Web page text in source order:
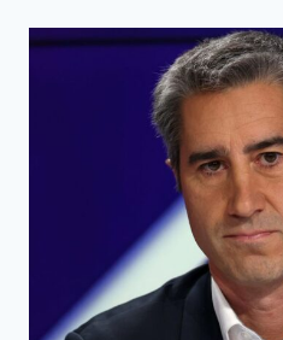
UN
APERÇU
DÉTAILLÉ
DE
SA
VIE
ET
DE
SA
POLITIQUE